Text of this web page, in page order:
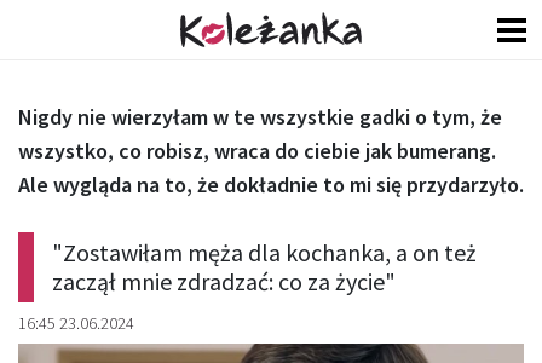
"Zostawiłam męża dla kochanka, a on też
zaczął mnie zdradzać: co za życie"
16:45 23.06.2024
Nigdy nie wierzyłam w te wszystkie gadki o tym, że
wszystko, co robisz, wraca do ciebie jak bumerang.
Ale wygląda na to, że dokładnie to mi się przydarzyło.